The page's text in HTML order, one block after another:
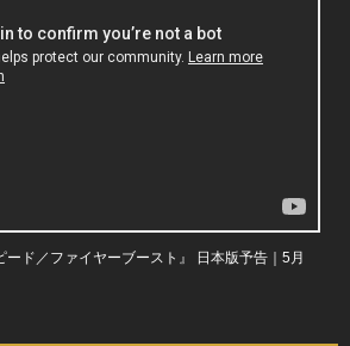
ード／ファイヤーブースト』 日本版予告｜5月